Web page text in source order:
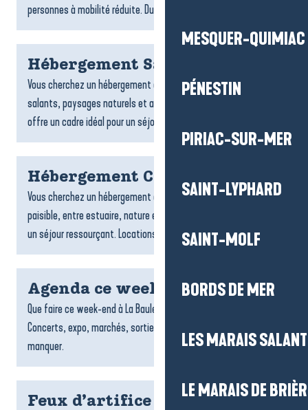
MESQUER-QUIMIAC
PÉNESTIN
PIRIAC-SUR-MER
SAINT-LYPHARD
SAINT-MOLF
BORDS DE MER
LES MARAIS
LE MARAIS DE
personnes à mobilité réduite. Du bord de mer aux...
Hébergement Saint-Molf
Vous cherchez un hébergement à Saint-Molf ? Entre marais
salants, paysages naturels et ambiance paisible, la commune
offre un cadre idéal pour un séjour ressourçant. Locations,...
Hébergement Camoël
Vous cherchez un hébergement à Camoël ? Cette commune
paisible, entre estuaire, nature et campagne, est parfaite pour
un séjour ressourçant. Locations, chambres d’hôtes ou...
Agenda ce week end
Que faire ce week-end à La Baule-Presqu’île de Guérande ?
Concerts, expo, marchés, sorties et événements à ne pas
manquer.
Feux d’artifice du 15 août à La